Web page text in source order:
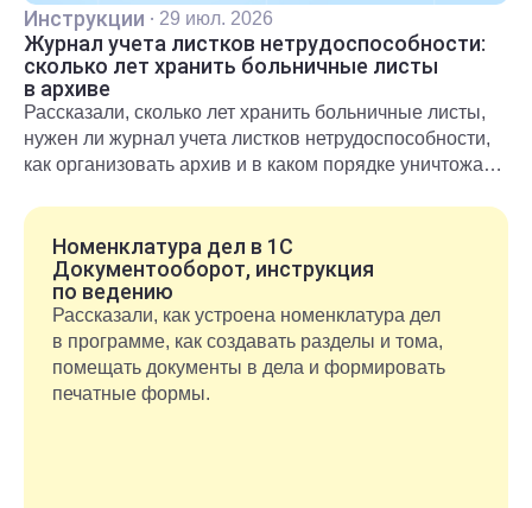
Инструкции · 29 июл. 2026
Журнал учета листков нетрудоспособности:
сколько лет хранить больничные листы
в архиве
Рассказали, сколько лет хранить больничные листы,
нужен ли журнал учета листков нетрудоспособности,
как организовать архив и в каком порядке уничтожать
Номенклатура дел в 1С
Документооборот, инструкция
по ведению
Рассказали, как устроена номенклатура дел
в программе, как создавать разделы и тома,
помещать документы в дела и формировать
печатные формы.